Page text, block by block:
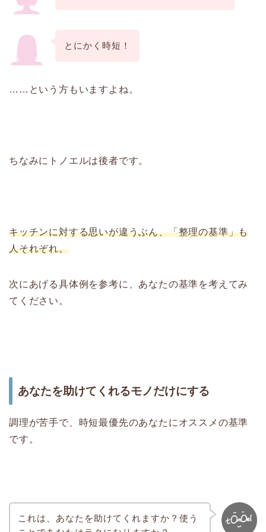
とにかく時短！
……という方もいますよね。
ちなみにトノエルは後者です。
キッチンに対する思いが違うぶん、「整理の基準」も
人それぞれ。
次にあげる具体例を参考に、あなたの基準を考えてみ
てください。
あなたを助けてくれるモノだけにする
調理が苦手で、時短最優先のあなたにオススメの基準
です。
これは、あなたを助けてくれますか？使う